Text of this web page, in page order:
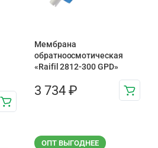
Мембрана
обратноосмотическая
«Raifil 2812-300 GPD»
3 734 ₽
ОПТ ВЫГОДНЕЕ